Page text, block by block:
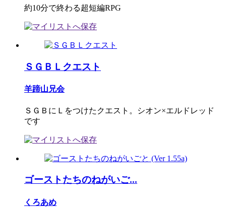
約10分で終わる超短編RPG
ＳＧＢＬクエスト
羊蹄山兄会
ＳＧＢにＬをつけたクエスト。シオン×エルドレッド
です
ゴーストたちのねがいご...
くろあめ